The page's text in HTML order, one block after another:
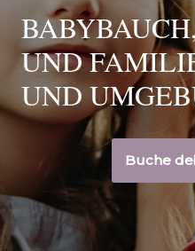
UND
UND
Buche